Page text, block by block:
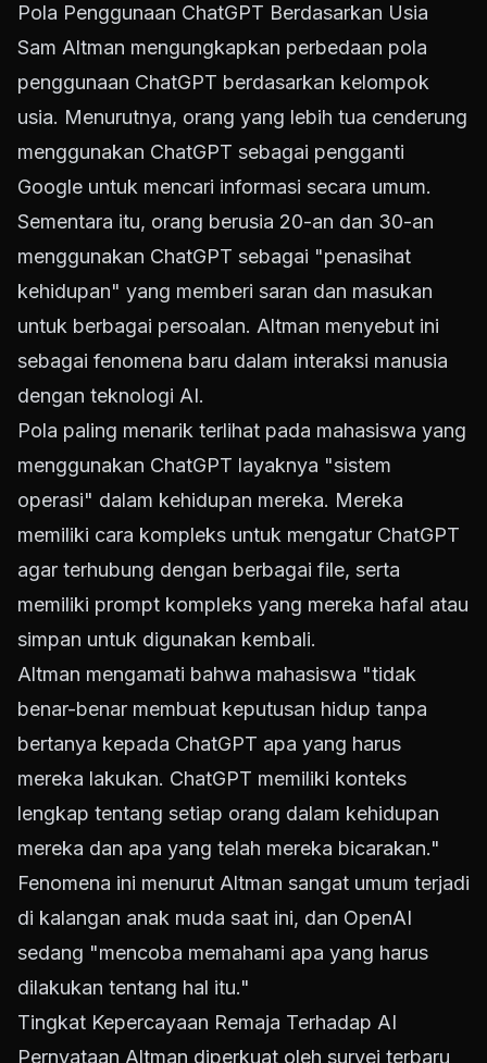
Pola Penggunaan ChatGPT Berdasarkan Usia
Sam Altman mengungkapkan perbedaan pola
penggunaan ChatGPT berdasarkan kelompok
usia. Menurutnya, orang yang lebih tua cenderung
menggunakan ChatGPT sebagai pengganti
Google untuk mencari informasi secara umum.
Sementara itu, orang berusia 20-an dan 30-an
menggunakan ChatGPT sebagai "penasihat
kehidupan" yang memberi saran dan masukan
untuk berbagai persoalan. Altman menyebut ini
sebagai fenomena baru dalam interaksi manusia
dengan teknologi AI.
Pola paling menarik terlihat pada mahasiswa yang
menggunakan ChatGPT layaknya "sistem
operasi" dalam kehidupan mereka. Mereka
memiliki cara kompleks untuk mengatur ChatGPT
agar terhubung dengan berbagai file, serta
memiliki prompt kompleks yang mereka hafal atau
simpan untuk digunakan kembali.
Altman mengamati bahwa mahasiswa "tidak
benar-benar membuat keputusan hidup tanpa
bertanya kepada ChatGPT apa yang harus
mereka lakukan. ChatGPT memiliki konteks
lengkap tentang setiap orang dalam kehidupan
mereka dan apa yang telah mereka bicarakan."
Fenomena ini menurut Altman sangat umum terjadi
di kalangan anak muda saat ini, dan OpenAI
sedang "mencoba memahami apa yang harus
dilakukan tentang hal itu."
Tingkat Kepercayaan Remaja Terhadap AI
Pernyataan Altman diperkuat oleh survei terbaru